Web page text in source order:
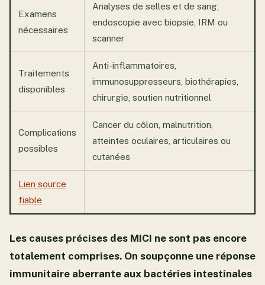
Examens
nécessaires
Analyses de selles et de sang,
endoscopie avec biopsie, IRM ou
scanner
Traitements
disponibles
Anti-inflammatoires,
immunosuppresseurs, biothérapies,
chirurgie, soutien nutritionnel
Complications
possibles
Cancer du côlon, malnutrition,
atteintes oculaires, articulaires ou
cutanées
Lien source
fiable
Les causes précises des MICI ne sont pas encore
totalement comprises. On soupçonne une réponse
immunitaire aberrante aux bactéries intestinales